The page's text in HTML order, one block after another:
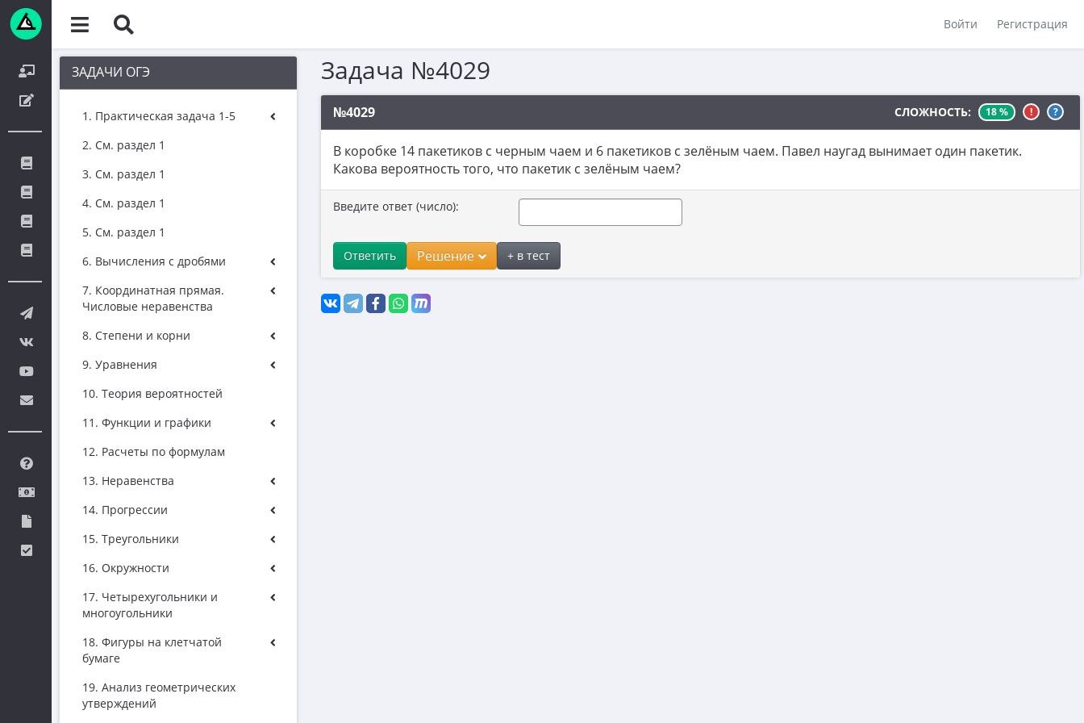
Войти Регистрация
ЗАДАЧИ ОГЭ
1. Практическая задача 1-5
2. См. раздел 1
3. См. раздел 1
4. См. раздел 1
5. См. раздел 1
6. Вычисления с дробями
7. Координатная прямая.
Числовые неравенства
8. Степени и корни
9. Уравнения
10. Теория вероятностей
11. Функции и графики
12. Расчеты по формулам
13. Неравенства
14. Прогрессии
15. Треугольники
16. Окружности
17. Четырехугольники и
многоугольники
18. Фигуры на клетчатой
бумаге
19. Анализ геометрических
утверждений
Задача №4029
№4029 СЛОЖНОСТЬ: 18 % ! ?
В коробке 14 пакетиков с черным чаем и 6 пакетиков с зелёным чаем. Павел наугад вынимает один пакетик.
Какова вероятность того, что пакетик с зелёным чаем?
Введите ответ (число):
Ответить Решение + в тест